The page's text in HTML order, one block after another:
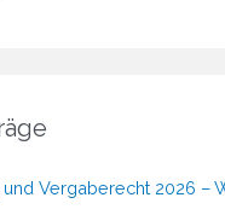
Vergaberecht 2026 –